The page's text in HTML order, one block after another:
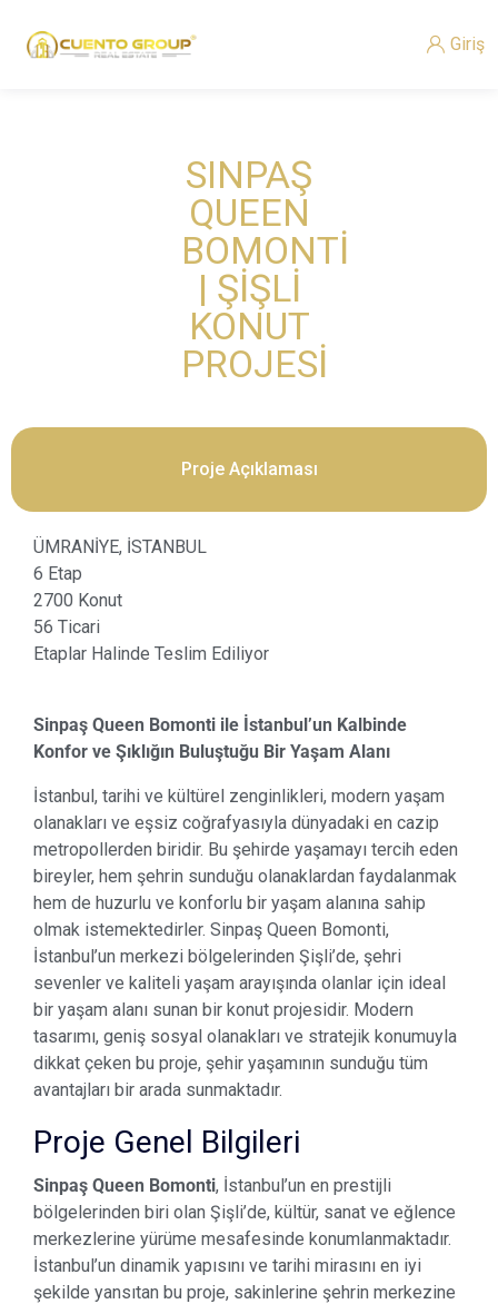
Giriş
SINPAŞ
QUEEN
BOMONTİ
| ŞİŞLİ
KONUT
PROJESİ
Proje Açıklaması
ÜMRANİYE, İSTANBUL
6 Etap
2700 Konut
56 Ticari
Etaplar Halinde Teslim Ediliyor
Sinpaş Queen Bomonti ile İstanbul’un Kalbinde
Konfor ve Şıklığın Buluştuğu Bir Yaşam Alanı
İstanbul, tarihi ve kültürel zenginlikleri, modern yaşam
olanakları ve eşsiz coğrafyasıyla dünyadaki en cazip
metropollerden biridir. Bu şehirde yaşamayı tercih eden
bireyler, hem şehrin sunduğu olanaklardan faydalanmak
hem de huzurlu ve konforlu bir yaşam alanına sahip
olmak istemektedirler. Sinpaş Queen Bomonti,
İstanbul’un merkezi bölgelerinden Şişli’de, şehri
sevenler ve kaliteli yaşam arayışında olanlar için ideal
bir yaşam alanı sunan bir konut projesidir. Modern
tasarımı, geniş sosyal olanakları ve stratejik konumuyla
dikkat çeken bu proje, şehir yaşamının sunduğu tüm
avantajları bir arada sunmaktadır.
Proje Genel Bilgileri
Sinpaş Queen Bomonti, İstanbul’un en prestijli
bölgelerinden biri olan Şişli’de, kültür, sanat ve eğlence
merkezlerine yürüme mesafesinde konumlanmaktadır.
İstanbul’un dinamik yapısını ve tarihi mirasını en iyi
şekilde yansıtan bu proje, sakinlerine şehrin merkezine